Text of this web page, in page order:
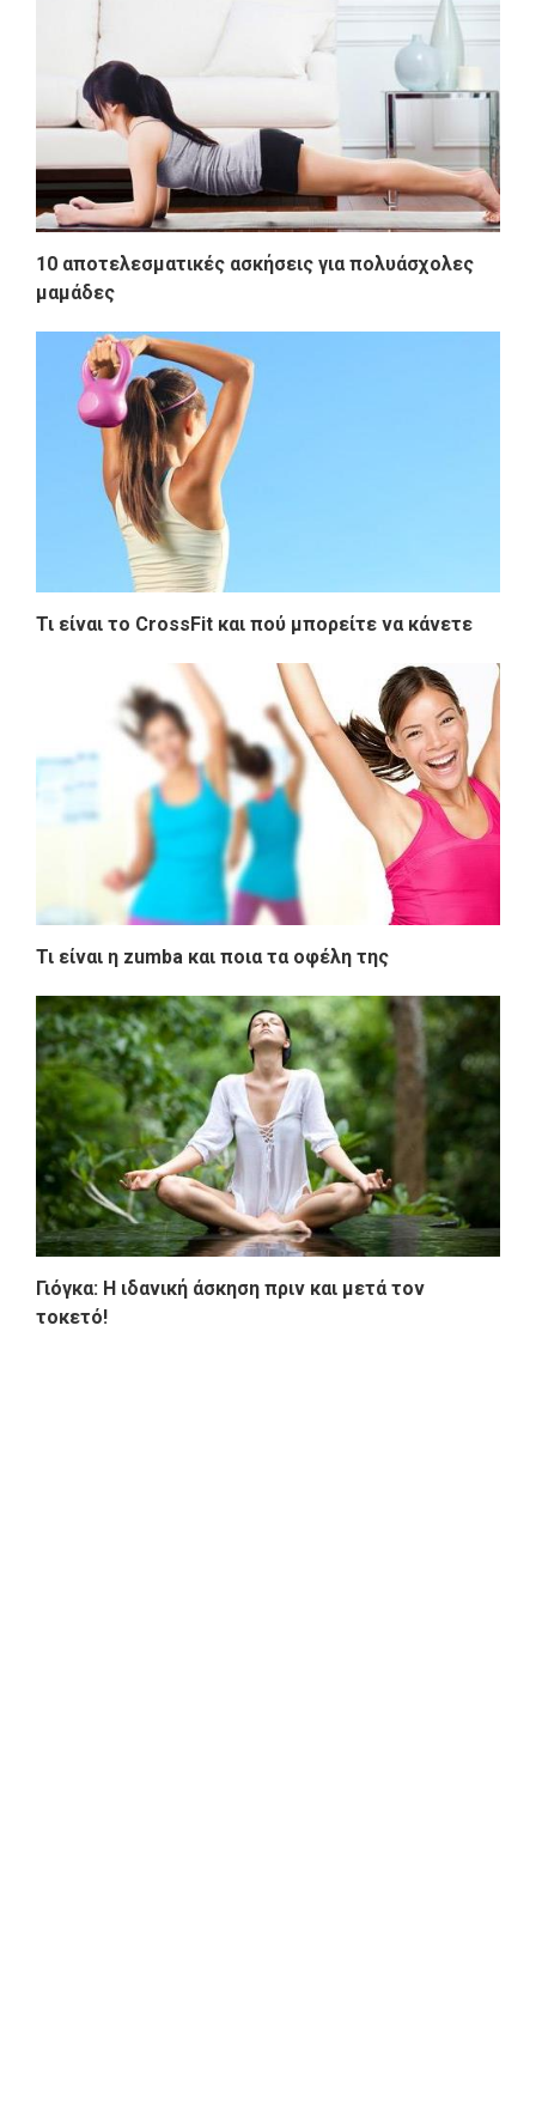
10 αποτελεσματικές ασκήσεις για πολυάσχολες
μαμάδες
Τι είναι το CrossFit και πού μπορείτε να κάνετε
Τι είναι η zumba και ποια τα οφέλη της
Γιόγκα: Η ιδανική άσκηση πριν και μετά τον
τοκετό!